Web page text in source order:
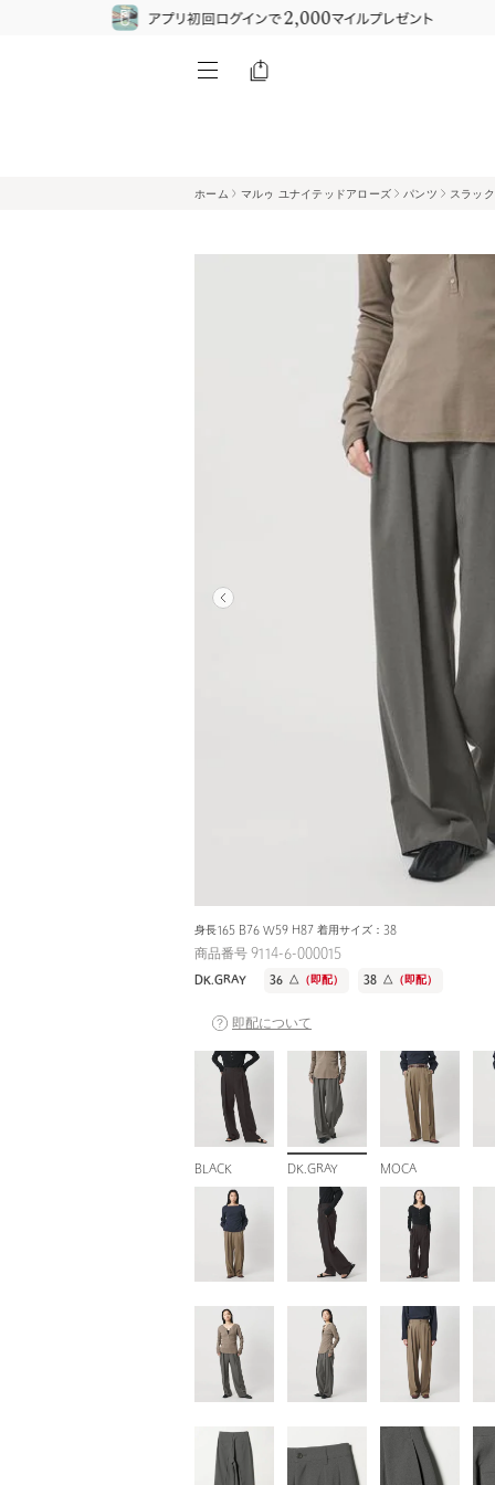
ホーム マルゥ ユナイテッドアローズ パンツ スラッ
身長165 B76 W59 H87 着用サイズ：38
商品番号 9114-6-000015
DK.GRAY 36 △ （即配） 38 △ （即配）
即配について
BLACK DK.GRAY MOCA